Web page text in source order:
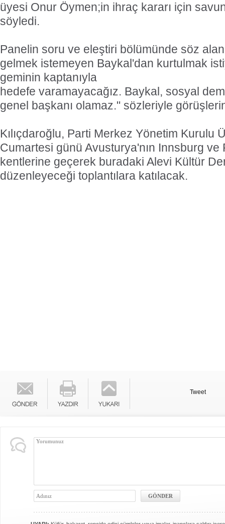
üyesi Onur Öymen;in ihraç kararı için
söyledi.
Panelin soru ve eleştiri bölümünde söz
gelmek istemeyen Baykal'dan kurtulmak
geminin kaptanıyla
hedefe varamayacağız. Baykal, sosyal
genel başkanı olamaz." sözleriyle
Kılıçdaroğlu, Parti Merkez Yönetim Kurulu
Cumartesi günü Avusturya'nın Innsburg
kentlerine geçerek buradaki Alevi Kültür
düzenleyeceği toplantılara katılacak.
Tweet